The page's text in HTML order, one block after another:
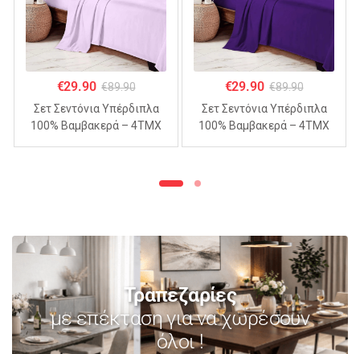
€29.90 €89.90
Σετ Σεντόνια Υπέρδιπλα
100% Βαμβακερά – 4ΤΜΧ
€29.90 €89.90
Σετ Σεντόνια Υπέρδιπλα
100% Βαμβακερά – 4ΤΜΧ
Τραπεζαρίες
με επέκταση για να χωρέσουν
όλοι !